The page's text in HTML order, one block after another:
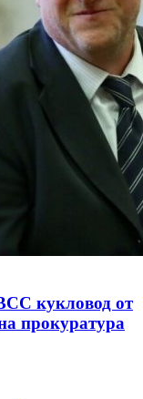
кукловод от
прокуратура